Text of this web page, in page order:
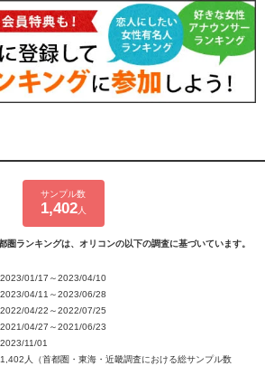
サンプル数
1,402人
圏ランキングは、オリコンの以下の調査に基づいています。
2023/01/17～2023/04/10
2023/04/11～2023/06/28
2022/04/22～2022/07/25
2021/04/27～2021/06/23
2023/11/01
1,402人（首都圏・東海・近畿調査における総サンプル数